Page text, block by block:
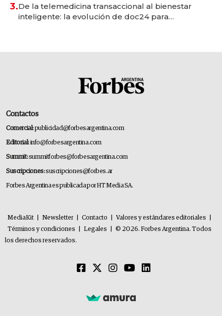
3.De la telemedicina transaccional al bienestar
inteligente: la evolución de doc24 para
Contactos
Comercial:publicidad@forbesargentina.com
Editorial:info@forbesargentina.com
Summit:summitforbes@forbesargentina.com
Suscripciones:suscripciones@forbes.ar
Forbes Argentina es publicada por HT Media SA.
MediaKit Newsletter Contacto Valores y estándares editoriales
Términos y condiciones
Legales
© 2026. Forbes Argentina. Todos
los derechos reservados.